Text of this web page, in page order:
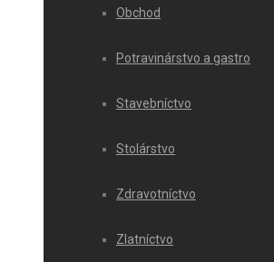
Obchod
Potravinárstvo a gastro
Stavebníctvo
Stolárstvo
Zdravotníctvo
Zlatníctvo